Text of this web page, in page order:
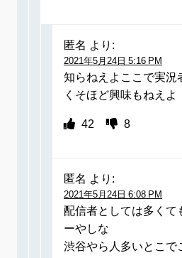
匿名 より:
2021年5月24日 5:16 PM
知らねえよここで実況
くそほど興味もねえよ
42 8
匿名 より:
2021年5月24日 6:08 PM
配信者としては多くて
ーやしな
渋谷やら人多いとこで